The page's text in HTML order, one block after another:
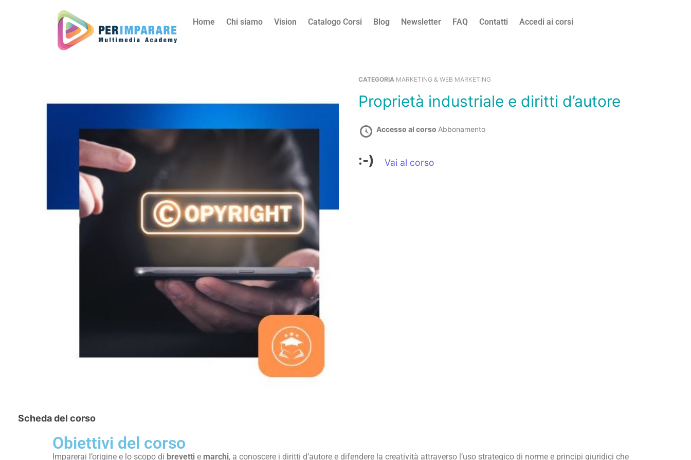
Home Chi siamo Vision Catalogo Corsi Blog Newsletter FAQ Contatti Accedi ai corsi
CATEGORIA MARKETING & WEB MARKETING
Proprietà industriale e diritti d’autore
Accesso al corso Abbonamento
:-) Vai al corso
Scheda del corso
Obiettivi del corso
Imparerai l’origine e lo scopo di brevetti e marchi, a conoscere i diritti d’autore e difendere la creatività attraverso l’uso strategico di norme e principi giuridici che